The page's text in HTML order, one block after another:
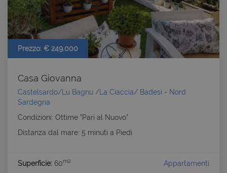
Prezzo: € 249.000
Casa Giovanna
Castelsardo/Lu Bagnu /La Ciaccia/ Badesi - Nord
Sardegna
Condizioni: Ottime "Pari al Nuovo"
Distanza dal mare: 5 minuti a Piedi
Superficie: 60m2 Appartamenti